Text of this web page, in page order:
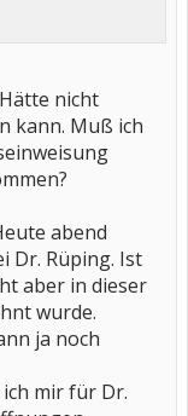
nicht
kann. Muß ich
abend
Dr. Rüping. Ist
aber in dieser
wurde.
ja noch
mir für Dr.